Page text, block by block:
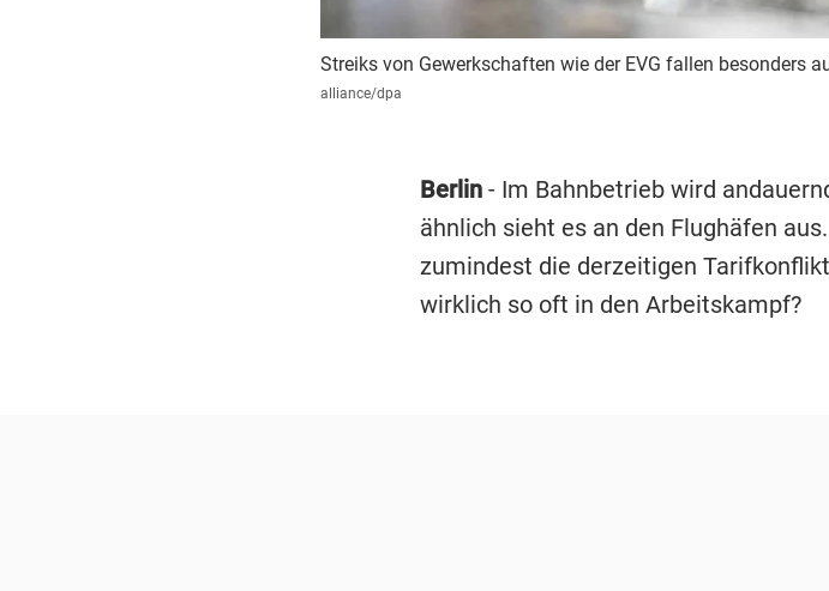
Streiks von Gewerkschaften wie der EVG fallen besonders
alliance/dpa
Berlin- Im Bahnbetrieb wird
ähnlich sieht es an den Flughäfen
zumindest die derzeitigen
wirklich so oft in den Arbeitskampf?